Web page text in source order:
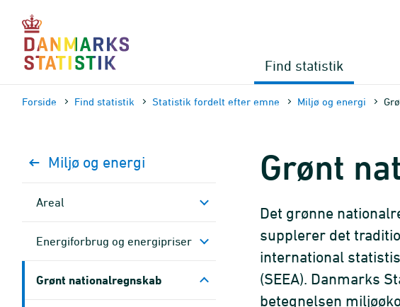
sidens
indhold
Find statistik
Forside Find statistik Statistik fordelt efter emne Miljø og energi
Grønt
Det grønne
supplerer det
international
(SEEA). Danmarks
betegnelsen
Miljø og energi
Areal
Energiforbrug og energipriser
Grønt nationalregnskab